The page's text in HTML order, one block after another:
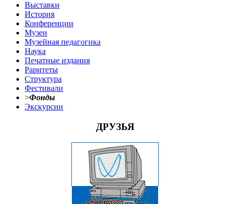
Выставки
История
Конференции
Музеи
Музейная педагогика
Наука
Печатные издания
Раритеты
Структура
Фестивали
>Фонды
Экскурсии
ДРУЗЬЯ